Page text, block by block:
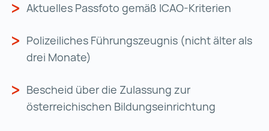
Aktuelles Passfoto gemäß ICAO-Kriterien
Polizeiliches Führungszeugnis (nicht älter als
drei Monate)
Bescheid über die Zulassung zur
österreichischen Bildungseinrichtung